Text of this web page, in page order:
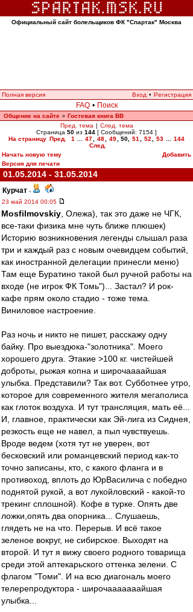
Официальный сайт болельщиков ФК "Спартак" Москва
Полная версия Вход • Регистрация
FAQ • Поиск
Общение на сайте » Гостевая книга ВВ
Пред. тема | След. тема
Страница 50 из 144 [ Сообщений: 7154 ]
На страницу Пред. 1 47 48 49 50 51 52 53
144
След.
Начать новую тему
Добавить
Версия для печати
01.05.2014 - 31.05.2014
Курчат -
23 май 2014 00:05
Mosfilmovskiy , Олежа), так это даже не ЧГК,
все-таки физика мне чуть ближе плюшек)
Историю возникновения легенды слышал раза
три и каждый раз с новым очевидцем событий,
как иностранной делегации принесли меню)
Там еще Буратино такой был ручной работы на
входе (не игрок ФК Томь")... Застал? И рок-
кафе прям около стадио - тоже тема.
Виниловое настроение.
Раз ночь и никто не пишет, расскажу одну
байку. Про выездюка-"золотника". Моего
хорошего друга. Этакие >100 кг. чистейшей
доброты, рыжая копна и широчаааайшая
улыбка. Представили? Так вот. Субботнее утро,
которое для современного жителя мегаполиса
как глоток воздуха. И тут трансляция, мать её...
И, главное, практически как Эй-лига из Сиднея,
резкость еще не навел, а пыл чувствуешь.
Вроде ведем (хотя тут не уверен, вот
бесковский или романцевский период как-то
точно записаны, кто, с какого фланга и в
противоход, вплоть до ЮрВасилича с победно
поднятой рукой, а вот лукойловский - какой-то
трекинг сплошной). Кофе в турке. Опять две
ложки,опять два опорника... Слушаешь,
глядеть не на что. Перерыв. И всё такое
зеленое вокруг, не сибирское. Выходят на
второй. И тут я вижу своего родного товарища
среди этой аптекарьского оттенка зелени. С
флагом "Томи". И на всю диагональ моего
телерепродуктора - широчааааааайшая
улыбка...